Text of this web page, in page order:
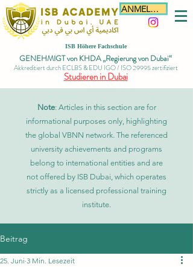
ANMELDEN
ISB Höhere Fachschule
GENEHMIGT von KHDA „Regierung von Dubai“
Akkreditiert durch ECLBS & EDU IGO / ISO 29995 zertifiziert
Studieren in Dubai
Note: Articles in this section are for
informational purposes only, highlighting
the global VBNN network. The referenced
university achievements and programs
belong to international entities and are
not offered by ISB Dubai, which operates
strictly as a licensed professional training
institute.
Beitrag
25. Juni 3 Min. Lesezeit